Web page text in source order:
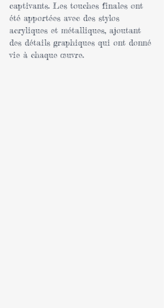
captivants. Les touches finales ont
été apportées avec des stylos
acryliques et métalliques, ajoutant
des détails graphiques qui ont donné
vie à chaque œuvre.